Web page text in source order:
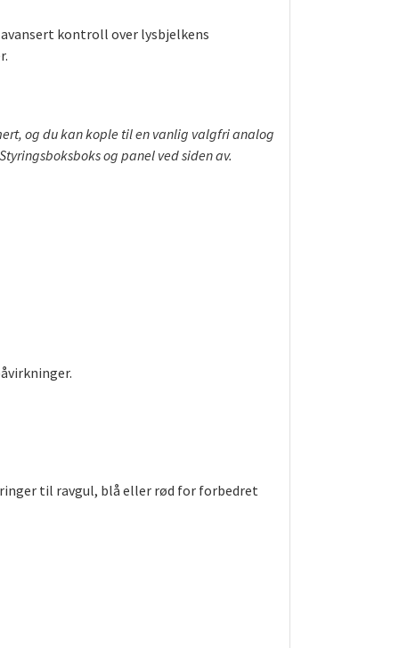
kontroll over lysbjelkens
og du kan kople til en vanlig valgfri analog
og panel ved siden av.
til ravgul, blå eller rød for forbedret